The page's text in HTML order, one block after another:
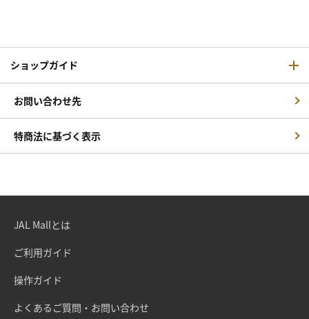
ショップガイド
お問い合わせ先
特商法に基づく表示
JAL Mallとは
ご利用ガイド
操作ガイド
よくあるご質問・お問い合わせ